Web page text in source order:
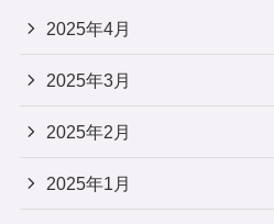
2025年4月
2025年3月
2025年2月
2025年1月